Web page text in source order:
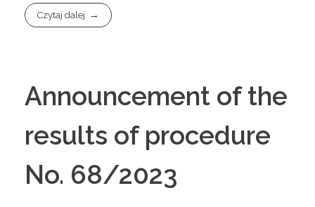
Czytaj dalej
Announcement of the
results of procedure
No. 68/2023